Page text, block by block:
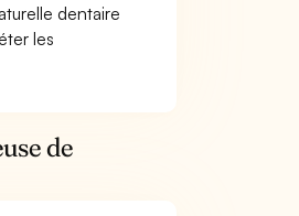
dentaire
les
de